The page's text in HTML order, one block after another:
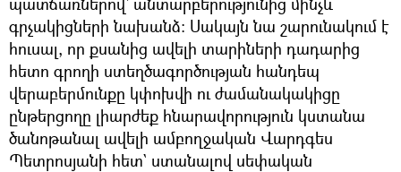
գրչակիցների նախանձ։ Սակայն նա շարունակում է
հուսալ, որ քսանից ավելի տարիների դադարից
հետո գրողի ստեղծագործության հանդեպ
վերաբերմունքը կփոխվի ու ժամանակակիցը
ընթերցողը լիարժեք հնարավորություն կստանա
ծանոթանալ ավելի ամբողջական Վարդգես
Պետրոսյանի հետ` ստանալով սեփական